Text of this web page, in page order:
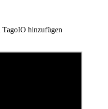
TagoIO hinzufügen